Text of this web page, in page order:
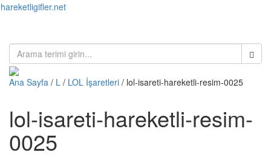
hareketligifler.net
Ana Sayfa / L / LOL İşaretleri / lol-isareti-hareketli-resim-0025
lol-isareti-hareketli-resim-
0025